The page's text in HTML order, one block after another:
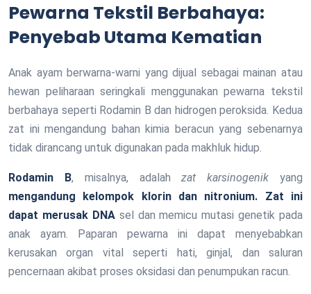
Pewarna Tekstil Berbahaya:
Penyebab Utama Kematian
Anak ayam berwarna-warni yang dijual sebagai mainan atau
hewan peliharaan seringkali menggunakan pewarna tekstil
berbahaya seperti Rodamin B dan hidrogen peroksida. Kedua
zat ini mengandung bahan kimia beracun yang sebenarnya
tidak dirancang untuk digunakan pada makhluk hidup.
Rodamin B, misalnya, adalahzat karsinogenik yang
mengandung kelompok klorin dan nitronium. Zat ini
dapat merusak DNAsel dan memicu mutasi genetik pada
anak ayam. Paparan pewarna ini dapat menyebabkan
kerusakan organ vital seperti hati, ginjal, dan saluran
pencernaan akibat proses oksidasi dan penumpukan racun.